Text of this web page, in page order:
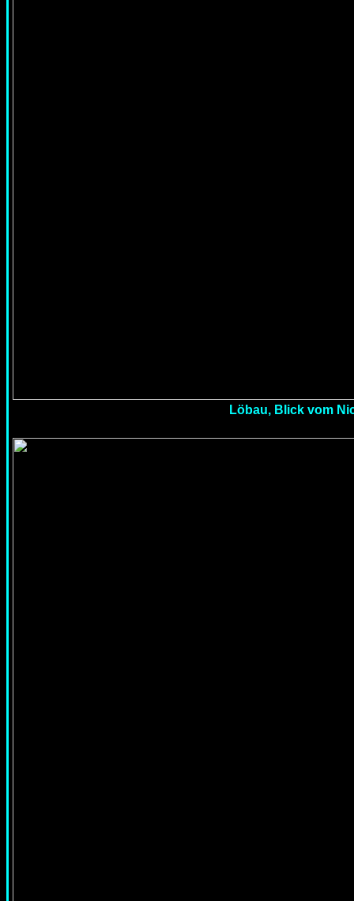
Löbau, Blick vom